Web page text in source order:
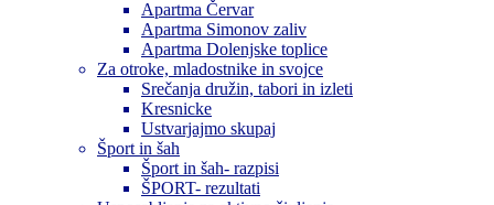
Apartma Červar
Apartma Simonov zaliv
Apartma Dolenjske toplice
Za otroke, mladostnike in svojce
Srečanja družin, tabori in izleti
Kresnicke
Ustvarjajmo skupaj
Šport in šah
Šport in šah- razpisi
ŠPORT- rezultati